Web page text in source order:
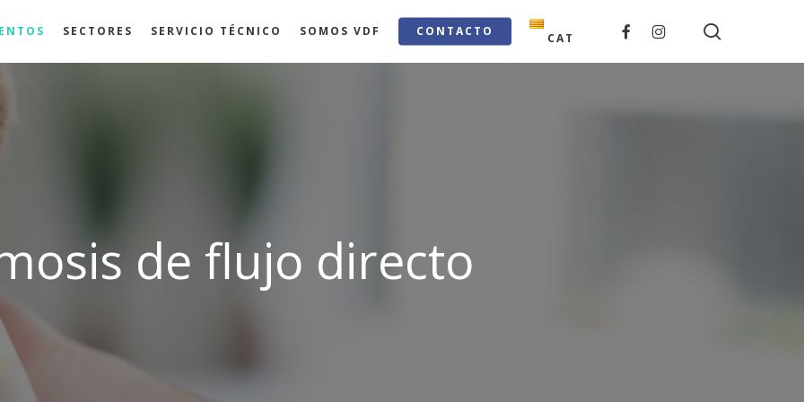
SECTORES SERVICIO TÉCNICO SOMOS VDF CONTACTO CAT
FACEBOOKINSTAGRAM
de flujo directo